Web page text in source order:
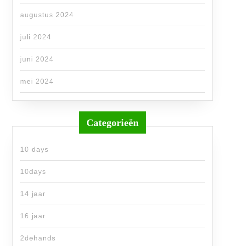
augustus 2024
juli 2024
juni 2024
mei 2024
Categorieën
10 days
10days
14 jaar
16 jaar
2dehands